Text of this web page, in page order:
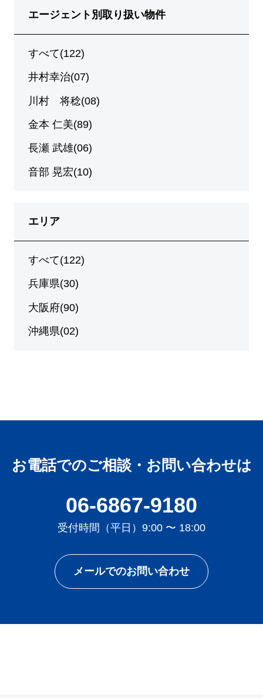
エージェント別取り扱い物件
すべて(122)
井村幸治(07)
川村 将稔(08)
金本 仁美(89)
長瀬 武雄(06)
音部 晃宏(10)
エリア
すべて(122)
兵庫県(30)
大阪府(90)
沖縄県(02)
お電話でのご相談・お問い合わせは
06-6867-9180
受付時間（平日）9:00 〜 18:00
メールでのお問い合わせ